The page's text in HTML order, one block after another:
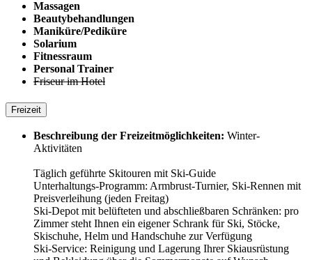
Massagen
Beautybehandlungen
Maniküre/Pediküre
Solarium
Fitnessraum
Personal Trainer
Friseur im Hotel
Freizeit
Beschreibung der Freizeitmöglichkeiten: Winter-
Aktivitäten
Täglich geführte Skitouren mit Ski-Guide
Unterhaltungs-Programm: Armbrust-Turnier, Ski-Rennen mit
Preisverleihung (jeden Freitag)
Ski-Depot mit belüfteten und abschließbaren Schränken: pro
Zimmer steht Ihnen ein eigener Schrank für Ski, Stöcke,
Skischuhe, Helm und Handschuhe zur Verfügung
Ski-Service: Reinigung und Lagerung Ihrer Skiausrüstung